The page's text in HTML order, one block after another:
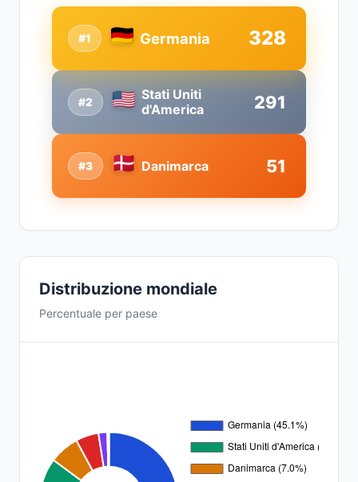
#2
Stati Uniti
d'America
291
#1 Germania 328
#3 Danimarca 51
Distribuzione mondiale
Percentuale per paese